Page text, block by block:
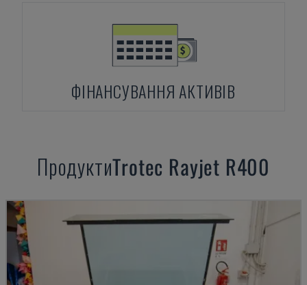
ФІНАНСУВАННЯ АКТИВІВ
ПродуктиTrotec Rayjet R400